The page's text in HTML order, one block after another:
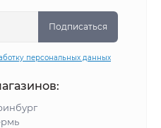
Подписаться
персональных данных